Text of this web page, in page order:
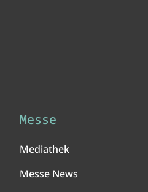
Messe
Mediathek
Messe News